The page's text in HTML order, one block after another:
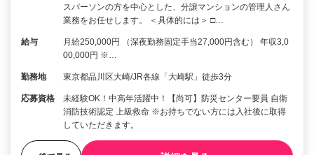
スパーソンの方を中心とした、分譲マンションの管理人さん
業務をお任せします。 ＜具体的には＞ □…
給与
月給250,000円 （深夜勤務固定手当27,000円含む） 年収3,0
00,000円 ※…
勤務地 東京都品川区大崎/JR各線「大崎駅」徒歩3分
応募資格
未経験OK！中高年活躍中！【尚可】防災センター要員 自衛
消防技術認定 上級救命 ※お持ちでない方には入社後に取得
していただきます。